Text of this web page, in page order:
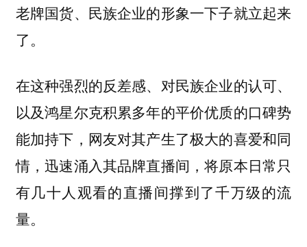
老牌国货、民族企业的形象一下子就立起来
了。
在这种强烈的反差感、对民族企业的认可、
以及鸿星尔克积累多年的平价优质的口碑势
能加持下，网友对其产生了极大的喜爱和同
情，迅速涌入其品牌直播间，将原本日常只
有几十人观看的直播间撑到了千万级的流
量。